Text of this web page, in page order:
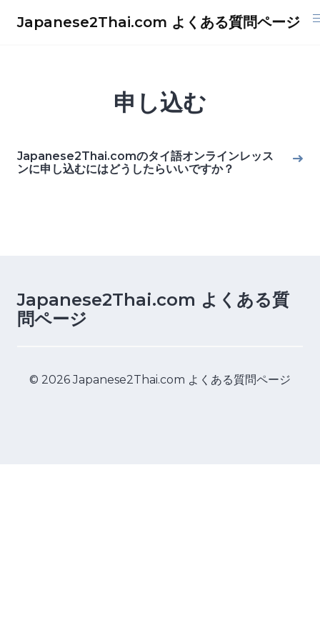
Japanese2Thai.com よくある質問ページ
申し込む
Japanese2Thai.comのタイ語オンラインレッス
ンに申し込むにはどうしたらいいですか？
Japanese2Thai.com よくある質
問ページ
© 2026 Japanese2Thai.com よくある質問ページ